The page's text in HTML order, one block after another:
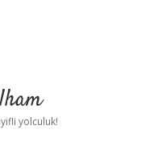
yolculuk!